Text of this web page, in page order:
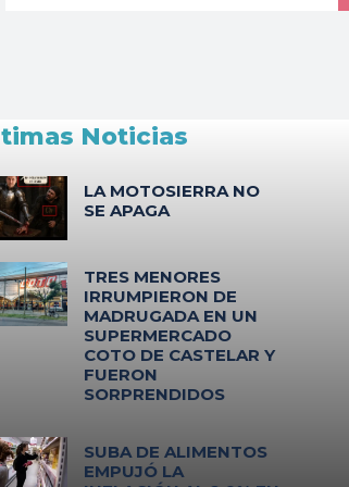
Noticias
LA MOTOSIERRA NO
SE APAGA
TRES MENORES
IRRUMPIERON DE
MADRUGADA EN UN
SUPERMERCADO
COTO DE CASTELAR Y
FUERON
SORPRENDIDOS
SUBA DE ALIMENTOS
EMPUJÓ LA